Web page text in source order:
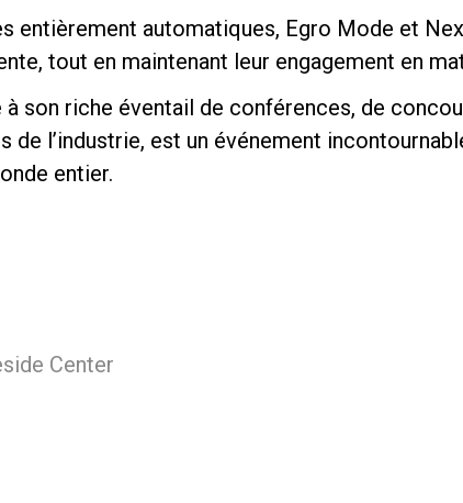
entièrement automatiques, Egro Mode et
tout en maintenant leur engagement en
son riche éventail de conférences, de
de l’industrie, est un événement
entier.
Center